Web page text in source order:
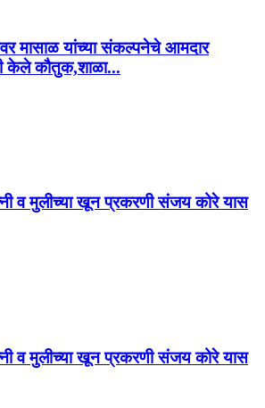
मासाळ यांच्या संकल्पनेचे आमदार
केले कौतुक,शाळा...
व मुलीच्या खून प्रकरणी संजय कोरे यास
व मुलीच्या खून प्रकरणी संजय कोरे यास